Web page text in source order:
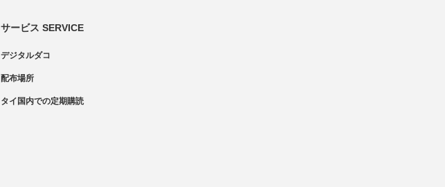
サービス SERVICE
デジタルダコ
配布場所
タイ国内での定期購読